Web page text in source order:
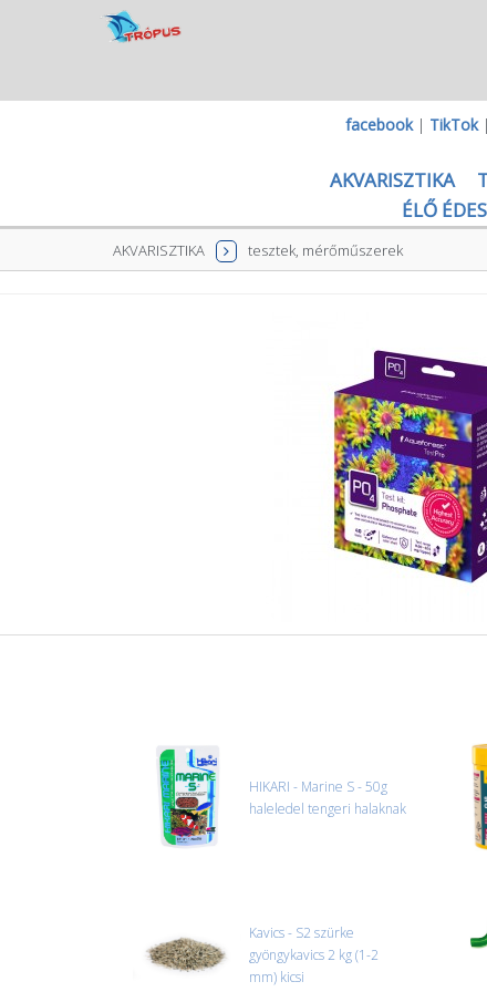
facebook| TikTok|
AKVARISZTIKA
ÉLŐ
AKVARISZTIKA tesztek, mérőműszerek
HIKARI - Marine S - 50g
haleledel tengeri halaknak
Kavics - S2 szürke
gyöngykavics 2 kg (1-2
mm) kicsi